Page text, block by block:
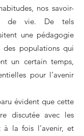
nos savoir-
de vie. De tels
une pédagogie
populations qui
un certain temps,
pour l’avenir
évident que cette
discutée avec les
à la fois l’avenir, et